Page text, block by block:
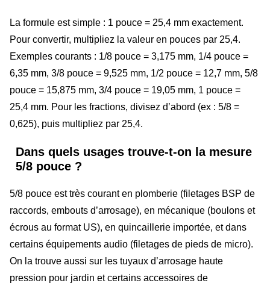
La formule est simple : 1 pouce = 25,4 mm exactement.
Pour convertir, multipliez la valeur en pouces par 25,4.
Exemples courants : 1/8 pouce = 3,175 mm, 1/4 pouce =
6,35 mm, 3/8 pouce = 9,525 mm, 1/2 pouce = 12,7 mm, 5/8
pouce = 15,875 mm, 3/4 pouce = 19,05 mm, 1 pouce =
25,4 mm. Pour les fractions, divisez d’abord (ex : 5/8 =
0,625), puis multipliez par 25,4.
Dans quels usages trouve-t-on la mesure
5/8 pouce ?
5/8 pouce est très courant en plomberie (filetages BSP de
raccords, embouts d’arrosage), en mécanique (boulons et
écrous au format US), en quincaillerie importée, et dans
certains équipements audio (filetages de pieds de micro).
On la trouve aussi sur les tuyaux d’arrosage haute
pression pour jardin et certains accessoires de